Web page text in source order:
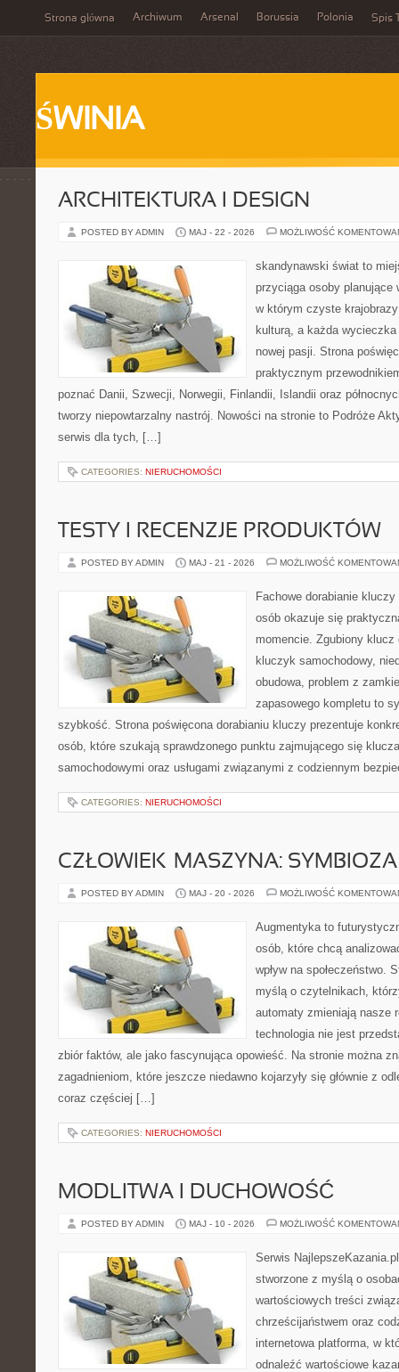
Strona główna Archiwum Arsenal Borussia Polonia Spis
ŚWINIA
ARCHITEKTURA I DESIGN
POSTED BY ADMIN MAJ - 22 - 2026 MOŻLIWOŚĆ
skandynawski świat to
przyciąga osoby planujące
w którym czyste
kulturą, a każda
nowej pasji. Strona
praktycznym
poznać Danii, Szwecji, Norwegii, Finlandii, Islandii oraz
tworzy niepowtarzalny nastrój. Nowości na stronie to Podróże
serwis dla tych, […]
CATEGORIES: NIERUCHOMOŚCI
TESTY I RECENZJE PRODUKTÓW
POSTED BY ADMIN MAJ - 21 - 2026 MOŻLIWOŚĆ
Fachowe dorabianie
osób okazuje się
momencie. Zgubiony
kluczyk samochodowy,
obudowa, problem z
zapasowego kompletu to
szybkość. Strona poświęcona dorabianiu kluczy prezentuje
osób, które szukają sprawdzonego punktu zajmującego się
samochodowymi oraz usługami związanymi z codziennym
CATEGORIES: NIERUCHOMOŚCI
CZŁOWIEK–MASZYNA: SYMBIOZA
POSTED BY ADMIN MAJ - 20 - 2026 MOŻLIWOŚĆ
Augmentyka to
osób, które chcą
wpływ na społeczeństwo.
myślą o czytelnikach,
automaty zmieniają nasze
technologia nie jest
zbiór faktów, ale jako fascynująca opowieść. Na stronie można
zagadnieniom, które jeszcze niedawno kojarzyły się głównie z
coraz częściej […]
CATEGORIES: NIERUCHOMOŚCI
MODLITWA I DUCHOWOŚĆ
POSTED BY ADMIN MAJ - 10 - 2026 MOŻLIWOŚĆ
Serwis
stworzone z myślą o
wartościowych treści
chrześcijaństwem oraz
internetowa platforma, w
odnaleźć wartościowe